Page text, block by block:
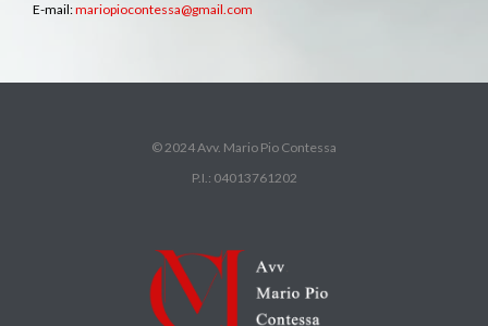
E-mail:mariopiocontessa@gmail.com
© 2024 Avv. Mario Pio Contessa
P.I.: 04013761202